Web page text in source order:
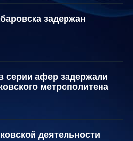
задержан
серии афер задержали
метрополитена
деятельности